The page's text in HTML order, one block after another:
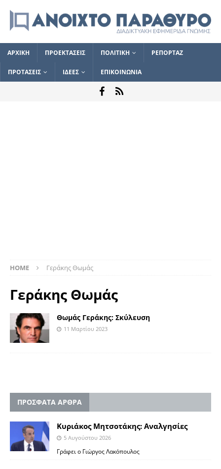
ΑΡΧΙΚΗ ΠΡΟΕΚΤΑΣΕΙΣ ΠΟΛΙΤΙΚΗ ΡΕΠΟΡΤΑΖ
ΠΡΟΤΑΣΕΙΣ ΙΔΕΕΣ ΕΠΙΚΟΙΝΩΝΙΑ
HOME Γεράκης Θωμάς
Γεράκης Θωμάς
Θωμάς Γεράκης: Σκύλευση
11 Μαρτίου 2023
ΠΡΟΣΦΑΤΑ ΑΡΘΡΑ
Κυριάκος Μητσοτάκης: Αναλγησίες
5 Αυγούστου 2026
Γράφει ο Γιώργος Λακόπουλος